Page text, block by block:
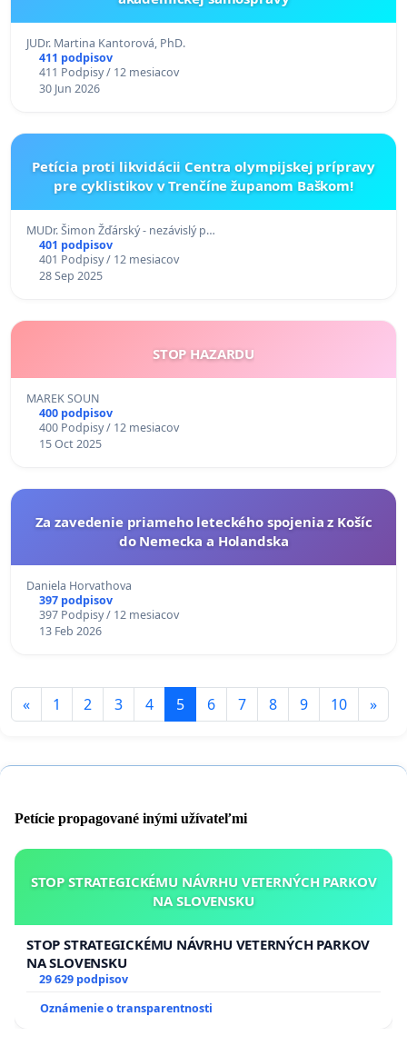
JUDr. Martina Kantorová, PhD.
411 podpisov
411 Podpisy / 12 mesiacov
30 Jun 2026
Petícia proti likvidácii Centra olympijskej prípravy
pre cyklistikov v Trenčíne županom Baškom!
MUDr. Šimon Žďárský - nezávislý p…
401 podpisov
401 Podpisy / 12 mesiacov
28 Sep 2025
STOP HAZARDU
MAREK SOUN
400 podpisov
400 Podpisy / 12 mesiacov
15 Oct 2025
Za zavedenie priameho leteckého spojenia z Košíc
do Nemecka a Holandska
Daniela Horvathova
397 podpisov
397 Podpisy / 12 mesiacov
13 Feb 2026
« 1 2 3 4 5 6 7 8 9 10 »
Petície propagované inými užívateľmi
STOP STRATEGICKÉMU NÁVRHU VETERNÝCH PARKOV
NA SLOVENSKU
STOP STRATEGICKÉMU NÁVRHU VETERNÝCH PARKOV
NA SLOVENSKU
29 629 podpisov
Oznámenie o transparentnosti